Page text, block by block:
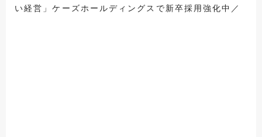
い経営」ケーズホールディングスで新卒採用強化中／